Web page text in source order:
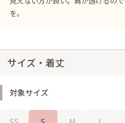
を。
サイズ・着丈
対象サイズ